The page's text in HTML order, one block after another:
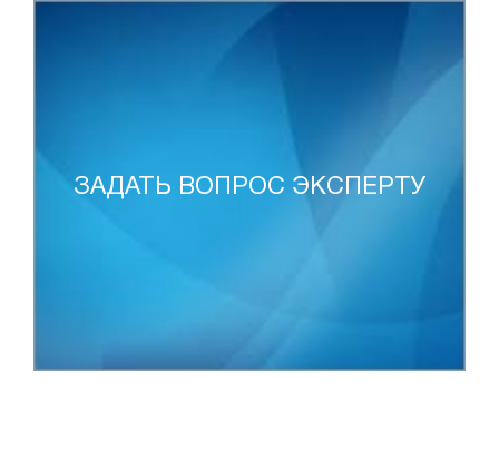
ЗАДАТЬ ВОПРОС ЭКСПЕРТУ